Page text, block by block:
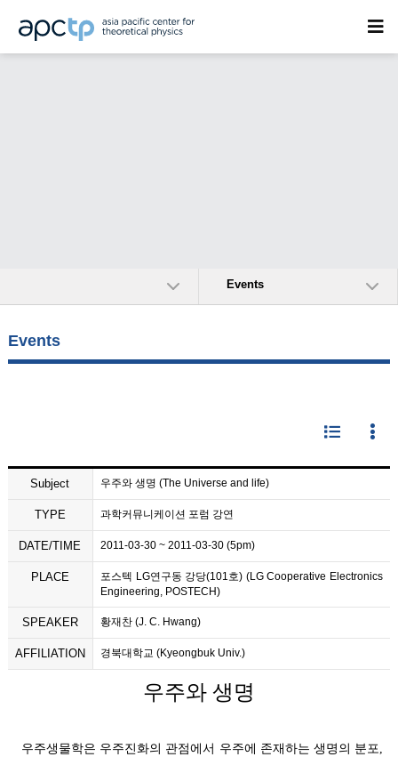
Events
Events
Subject 우주와 생명 (The Universe and life)
TYPE 과학커뮤니케이션 포럼 강연
DATE/TIME 2011-03-30 ~ 2011-03-30 (5pm)
PLACE
포스텍 LG연구동 강당(101호) (LG Cooperative Electronics
Engineering, POSTECH)
SPEAKER 황재찬 (J. C. Hwang)
AFFILIATION 경북대학교 (Kyeongbuk Univ.)
우주와 생명
우주생물학은 우주진화의 관점에서 우주에 존재하는 생명의 분포,